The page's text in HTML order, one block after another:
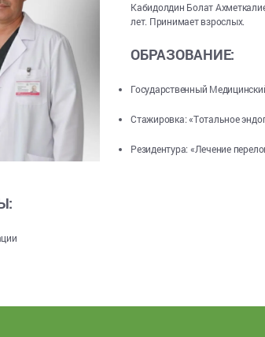
Кабидолдин Болат
лет. Принимает взрослых.
ОБРАЗОВАНИЕ:
Государственный
Стажировка: «Тотальное
Резидентура: «Лечение